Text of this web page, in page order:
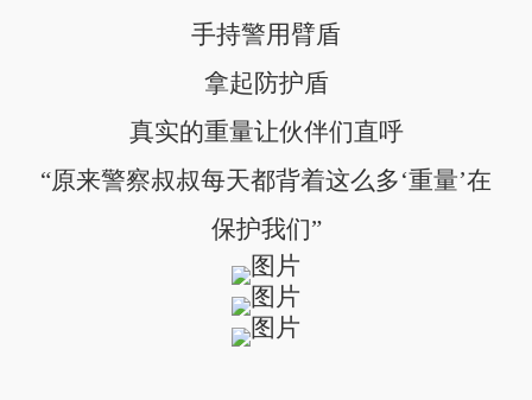
手持警用臂盾
拿起防护盾
真实的重量让伙伴们直呼
“原来警察叔叔每天都背着这么多‘重量’在
保护我们”